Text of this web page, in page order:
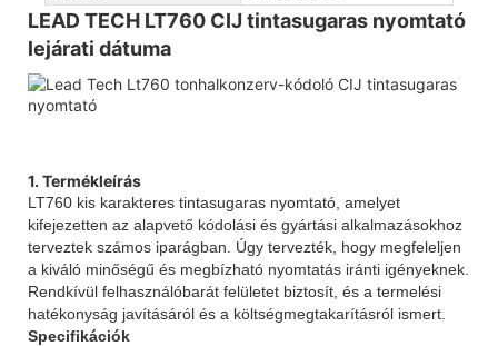
LEAD TECH LT760 CIJ tintasugaras nyomtató
lejárati dátuma
1. Termékleírás
LT760 kis karakteres tintasugaras nyomtató, amelyet
kifejezetten az alapvető kódolási és gyártási alkalmazásokhoz
terveztek számos iparágban. Úgy tervezték, hogy megfeleljen
a kiváló minőségű és megbízható nyomtatás iránti igényeknek.
Rendkívül felhasználóbarát felületet biztosít, és a termelési
hatékonyság javításáról és a költségmegtakarításról ismert.
Specifikációk